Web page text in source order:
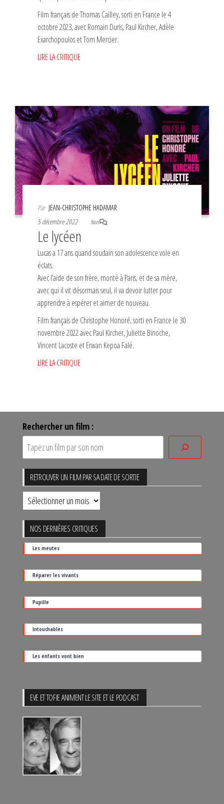
Film français de Thomas Cailley, sorti en France le 4
octobre 2023, avec Romain Duris, Paul Kircher, Adèle
Exarchopoulos et Tom Mercier.
LIRE LA CRITIQUE
Par JEAN-CHRISTOPHE HADAMAR
5 décembre 2022
Non
Le lycéen
Lucas a 17 ans quand soudain son adolescence vole en
éclats.
Avec l’aide de son frère, monté à Paris, et de sa mère,
avec qui il vit désormais seul, il va devoir lutter pour
apprendre à espérer et aimer de nouveau.
Film français de Christophe Honoré, sorti en France le 30
novembre 2022 avec Paul Kircher, Juliette Binoche,
Vincent Lacoste et Erwan Kepoa Falé.
LIRE LA CRITIQUE
Rechercher un film :
RETROUVER UN FILM PAR SA DATE DE SORTIE
Retrouver
un
film
par
sa
date
de
sortie
NOS DERNIÈRES CRITIQUES
Les meutes
Réparer les vivants
Pupille
Intouchables
Les enfants vont bien
EVE ET TOFIE ANIMENT LE SITE ET LE PODCAST